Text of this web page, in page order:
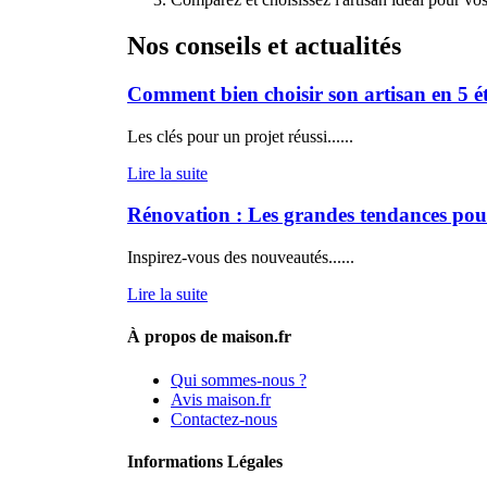
Nos conseils et actualités
Comment bien choisir son artisan en 5
Les clés pour un projet réussi......
Lire la suite
Rénovation : Les grandes tendances
Inspirez-vous des nouveautés......
Lire la suite
À propos de maison.fr
Qui sommes-nous ?
Avis maison.fr
Contactez-nous
Informations Légales